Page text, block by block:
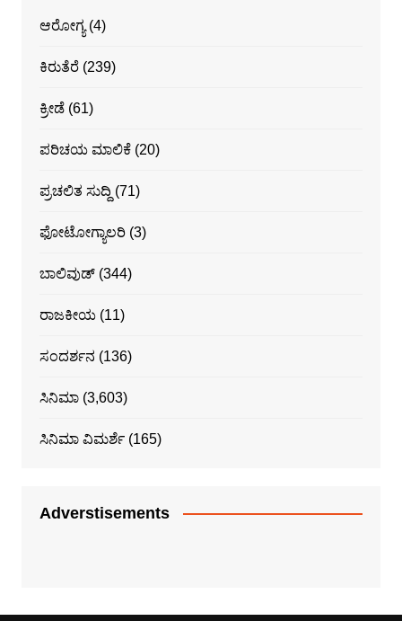
ಆರೋಗ್ಯ(4)
ಕಿರುತೆರೆ(239)
ಕ್ರೀಡೆ(61)
ಪರಿಚಯ ಮಾಲಿಕೆ(20)
ಪ್ರಚಲಿತ ಸುದ್ದಿ (71)
ಫೋಟೋಗ್ಯಾಲರಿ(3)
ಬಾಲಿವುಡ್(344)
ರಾಜಕೀಯ(11)
ಸಂದರ್ಶನ (136)
ಸಿನಿಮಾ(3,603)
ಸಿನಿಮಾ ವಿಮರ್ಶೆ(165)
Adverstisements